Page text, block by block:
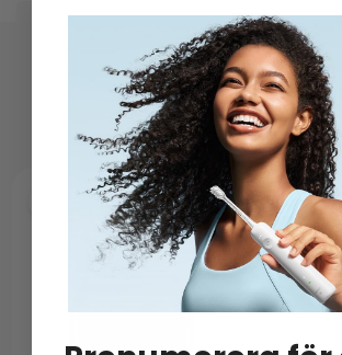
Välj din